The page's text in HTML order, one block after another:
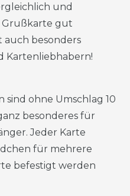
und
Grußkarte gut
auch besonders
Kartenliebhabern!
sind ohne Umschlag 10
besonderes für
Jeder Karte
für mehrere
befestigt werden